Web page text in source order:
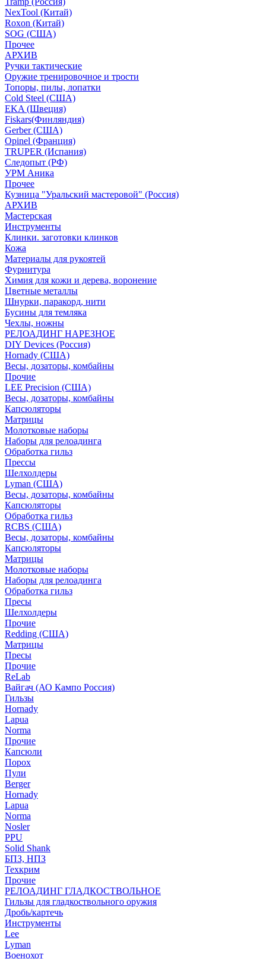
NexTool (Китай)
Roxon (Китай)
SOG (США)
Прочее
АРХИВ
Ручки тактические
Оружие тренировочное и трости
Топоры, пилы, лопатки
Cold Steel (США)
EKA (Швеция)
Fiskars(Финляндия)
Gerber (США)
Opinel (Франция)
TRUPER (Испания)
Следопыт (РФ)
УРМ Аника
Прочее
Кузница "Уральский мастеровой" (Россия)
АРХИВ
Мастерская
Инструменты
Клинки. заготовки клинков
Кожа
Материалы для рукоятей
Фурнитура
Химия для кожи и дерева, воронение
Цветные металлы
Шнурки, паракорд, нити
Бусины для темляка
Чехлы, ножны
РЕЛОАДИНГ НАРЕЗНОЕ
DIY Devices (Россия)
Hornady (США)
Весы, дозаторы, комбайны
Прочие
LEE Precision (США)
Весы, дозаторы, комбайны
Капсюляторы
Матрицы
Молотковые наборы
Наборы для релоадинга
Обработка гильз
Преcсы
Шелхолдеры
Lyman (США)
Весы, дозаторы, комбайны
Капсюляторы
Обработка гильз
RCBS (США)
Весы, дозаторы, комбайны
Капсюляторы
Матрицы
Молотковые наборы
Наборы для релоадинга
Обработка гильз
Пресы
Шелхолдеры
Прочие
Redding (США)
Матрицы
Пресы
Прочие
ReLab
Вайгач (АО Кампо Россия)
Гильзы
Hornady
Lapua
Norma
Прочие
Капсюли
Порох
Пули
Berger
Hornady
Lapua
Norma
Nosler
PPU
Solid Shank
БПЗ, НПЗ
Техкрим
Прочие
РЕЛОАДИНГ ГЛАДКОСТВОЛЬНОЕ
Гильзы для гладкоствольного оружия
Дробь/картечь
Инструменты
Lee
Lyman
Военохот